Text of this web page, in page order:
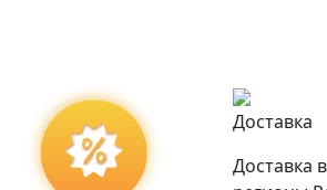
Доставка
Доставка